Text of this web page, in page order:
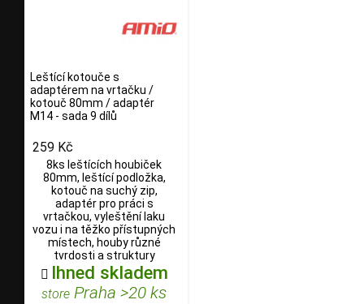
Leštící kotouče s
adaptérem na vrtačku /
kotouč 80mm / adaptér
M14 - sada 9 dílů
259 Kč
8ks leštících houbiček
80mm, leštící podložka,
kotouč na suchý zip,
adaptér pro práci s
vrtačkou, vyleštění laku
vozu i na těžko přístupných
místech, houby různé
tvrdosti a struktury
 Ihned skladem
store Praha >20 ks